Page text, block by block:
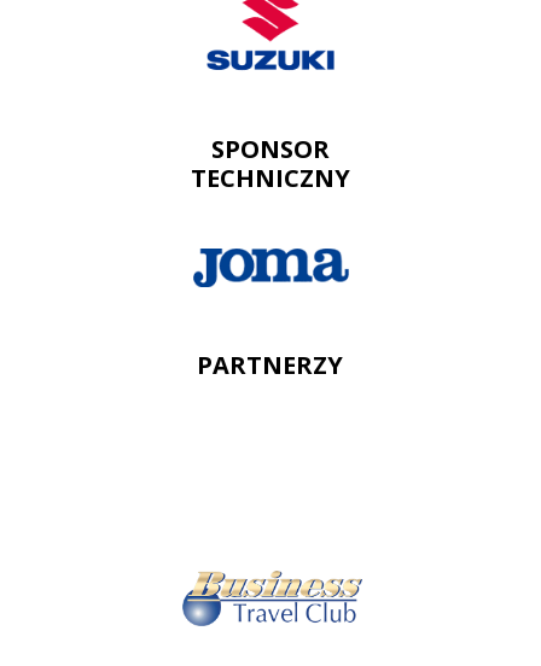
SPONSOR
TECHNICZNY
PARTNERZY